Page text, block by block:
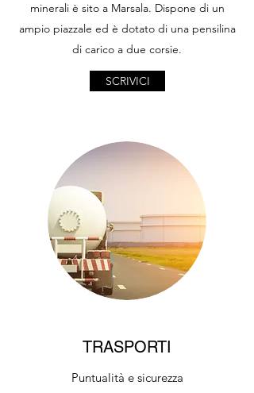
minerali è sito a Marsala. Dispone di un
ampio piazzale ed è dotato di una pensilina
di carico a due corsie.
SCRIVICI
TRASPORTI
Puntualità e sicurezza